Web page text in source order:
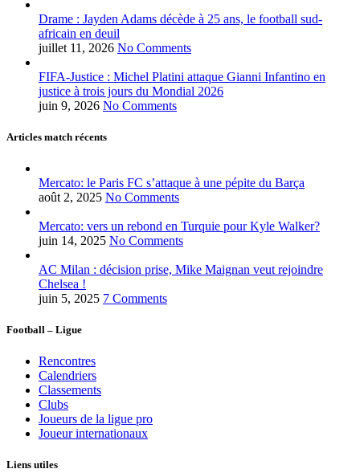
Drame : Jayden Adams décède à 25 ans, le football sud-
africain en deuil
juillet 11, 2026 No Comments
FIFA-Justice : Michel Platini attaque Gianni Infantino en
justice à trois jours du Mondial 2026
juin 9, 2026 No Comments
Articles match récents
Mercato: le Paris FC s’attaque à une pépite du Barça
août 2, 2025 No Comments
Mercato: vers un rebond en Turquie pour Kyle Walker?
juin 14, 2025 No Comments
AC Milan : décision prise, Mike Maignan veut rejoindre
Chelsea !
juin 5, 2025 7 Comments
Football – Ligue
Rencontres
Calendriers
Classements
Clubs
Joueurs de la ligue pro
Joueur internationaux
Liens utiles